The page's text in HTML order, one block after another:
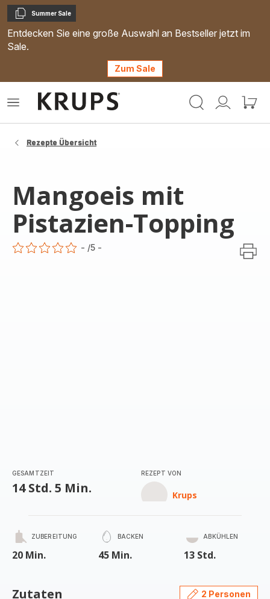
Kopieren
Summer Sale
Entdecken Sie eine große Auswahl an Bestseller jetzt im
Sale.
Zum Sale
Mein
Mein
Das
Rezepte Übersicht
Mangoeis mit
Pistazien-Topping
- /5 -
GESAMTZEIT
14 Std. 5 Min.
REZEPT VON
Krups
ZUBEREITUNG
20 Min.
BACKEN
45 Min.
ABKÜHLEN
13 Std.
Zutaten 2 Personen